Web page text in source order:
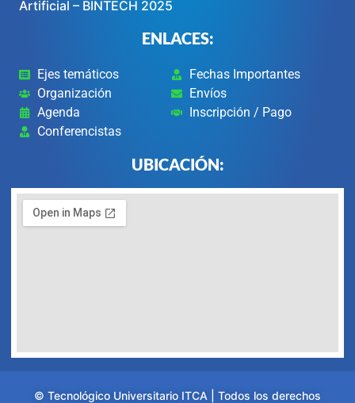
Artificial – BINTECH 2025
ENLACES:
Ejes temáticos
Organización
Agenda
Conferencistas
Fechas Importantes
Envíos
Inscripción / Pago
UBICACIÓN:
© Tecnológico Universitario ITCA | Todos los derechos